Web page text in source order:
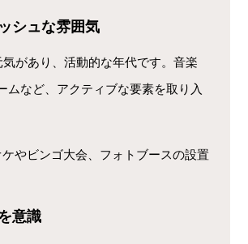
シュな雰囲気
気があり、活動的な年代です。音楽
ムなど、アクティブな要素を取り入
ケやビンゴ大会、フォトブースの設置
意識